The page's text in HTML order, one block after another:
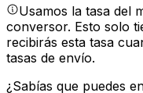
Usamos la tasa del
conversor. Esto solo
recibirás esta tasa
tasas de envío.
¿Sabías que puedes